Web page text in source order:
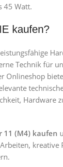
45 Watt.
kaufen?
Technik für
Onlineshop
Hardware
11 (M4) kaufen
kreative